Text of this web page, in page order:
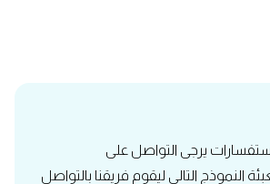
يرجى التواصل على
النموذج التالي ليقوم فريقنا بالتواصل